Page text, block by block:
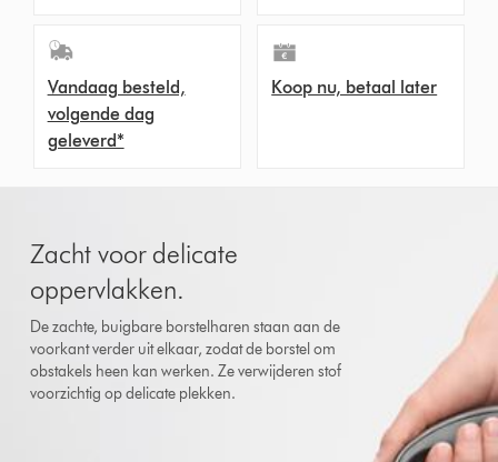
Vandaag besteld,
volgende dag
geleverd*
Koop nu, betaal later
Zacht voor delicate
oppervlakken.
De zachte, buigbare borstelharen staan aan de
voorkant verder uit elkaar, zodat de borstel om
obstakels heen kan werken. Ze verwijderen stof
voorzichtig op delicate plekken.